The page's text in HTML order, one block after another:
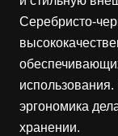
Серебристо-
эргономика
хранении.